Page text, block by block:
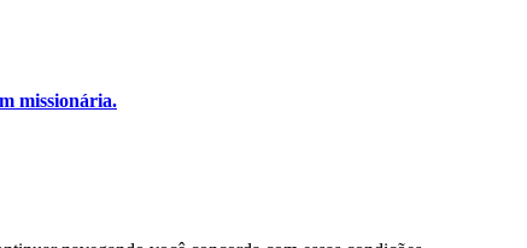
missionária.